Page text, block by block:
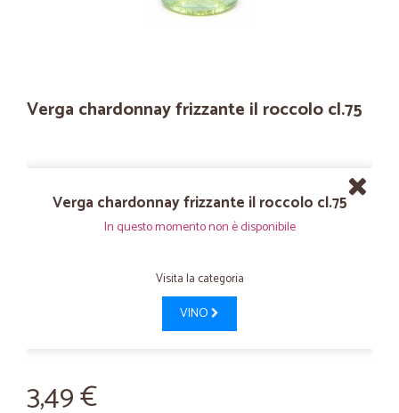
Verga chardonnay frizzante il roccolo cl.75
Verga chardonnay frizzante il roccolo cl.75
In questo momento non è disponibile
Visita la categoria
VINO
3,49 €